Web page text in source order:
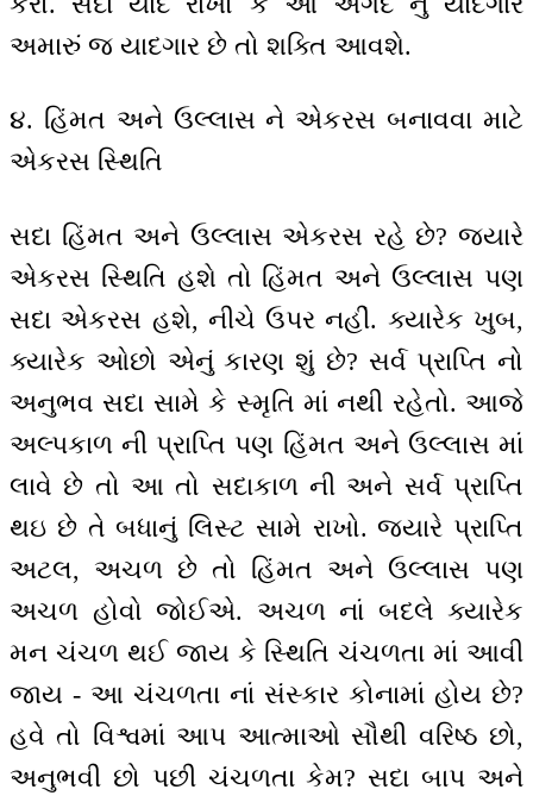
અમારું જ યાદગાર છે તો શક્તિ આવશે.
૪. હિંમત અને ઉલ્લાસ ને એકરસ બનાવવા માટે
એકરસ સ્થિતિ
સદા હિંમત અને ઉલ્લાસ એકરસ રહે છે? જ્યારે
એકરસ સ્થિતિ હશે તો હિંમત અને ઉલ્લાસ પણ
સદા એકરસ હશે, નીચે ઉપર નહીં. ક્યારેક ખુબ,
ક્યારેક ઓછો એનું કારણ શું છે? સર્વ પ્રાપ્તિ નો
અનુભવ સદા સામે કે સ્મૃતિ માં નથી રહેતો. આજે
અલ્પકાળ ની પ્રાપ્તિ પણ હિંમત અને ઉલ્લાસ માં
લાવે છે તો આ તો સદાકાળ ની અને સર્વ પ્રાપ્તિ
થઇ છે તે બધાનું લિસ્ટ સામે રાખો. જ્યારે પ્રાપ્તિ
અટલ, અચળ છે તો હિંમત અને ઉલ્લાસ પણ
અચળ હોવો જોઈએ. અચળ નાં બદલે ક્યારેક
મન ચંચળ થઈ જાય કે સ્થિતિ ચંચળતા માં આવી
જાય - આ ચંચળતા નાં સંસ્કાર કોનામાં હોય છે?
હવે તો વિશ્વમાં આપ આત્માઓ સૌથી વરિષ્ઠ છો,
અનુભવી છો પછી ચંચળતા કેમ? સદા બાપ અને